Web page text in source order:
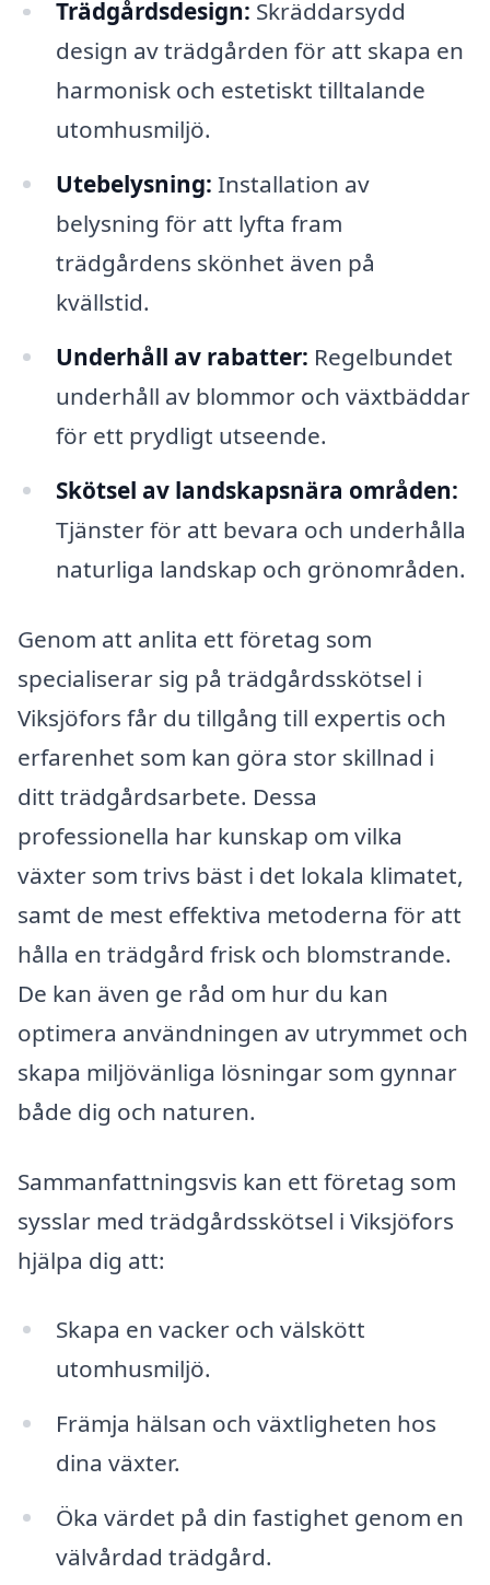
Trädgårdsdesign: Skräddarsydd
design av trädgården för att skapa en
harmonisk och estetiskt tilltalande
utomhusmiljö.
Utebelysning: Installation av
belysning för att lyfta fram
trädgårdens skönhet även på
kvällstid.
Underhåll av rabatter: Regelbundet
underhåll av blommor och växtbäddar
för ett prydligt utseende.
Skötsel av landskapsnära områden:
Tjänster för att bevara och underhålla
naturliga landskap och grönområden.
Genom att anlita ett företag som
specialiserar sig på trädgårdsskötsel i
Viksjöfors får du tillgång till expertis och
erfarenhet som kan göra stor skillnad i
ditt trädgårdsarbete. Dessa
professionella har kunskap om vilka
växter som trivs bäst i det lokala klimatet,
samt de mest effektiva metoderna för att
hålla en trädgård frisk och blomstrande.
De kan även ge råd om hur du kan
optimera användningen av utrymmet och
skapa miljövänliga lösningar som gynnar
både dig och naturen.
Sammanfattningsvis kan ett företag som
sysslar med trädgårdsskötsel i Viksjöfors
hjälpa dig att:
Skapa en vacker och välskött
utomhusmiljö.
Främja hälsan och växtligheten hos
dina växter.
Öka värdet på din fastighet genom en
välvårdad trädgård.